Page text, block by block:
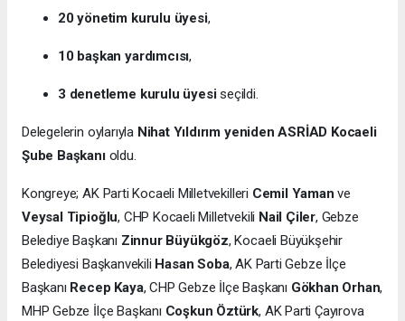
20 yönetim kurulu üyesi,
10 başkan yardımcısı,
3 denetleme kurulu üyesiseçildi.
Delegelerin oylarıyla Nihat Yıldırım yeniden ASRİAD Kocaeli
Şube Başkanıoldu.
Kongreye; AK Parti Kocaeli Milletvekilleri Cemil Yaman ve
Veysal Tipioğlu, CHP Kocaeli Milletvekili Nail Çiler, Gebze
Belediye Başkanı Zinnur Büyükgöz, Kocaeli Büyükşehir
Belediyesi Başkanvekili Hasan Soba, AK Parti Gebze İlçe
Başkanı Recep Kaya, CHP Gebze İlçe Başkanı Gökhan Orhan,
MHP Gebze İlçe Başkanı Coşkun Öztürk, AK Parti Çayırova